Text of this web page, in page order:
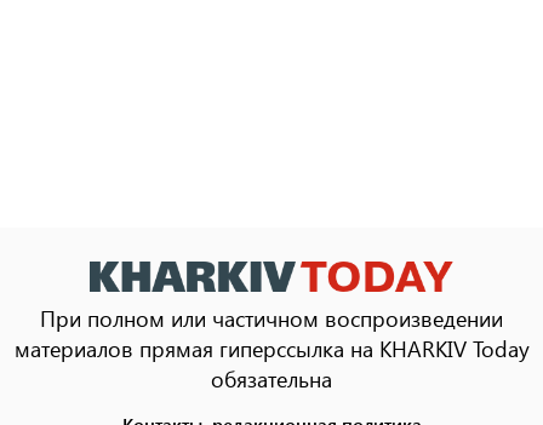
При полном или частичном воспроизведении
материалов прямая гиперссылка на KHARKIV Today
обязательна